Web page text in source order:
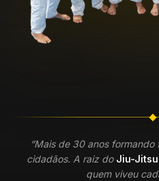
“Mais de 30 anos
cidadãos. A raiz do Jiu-
quem viveu